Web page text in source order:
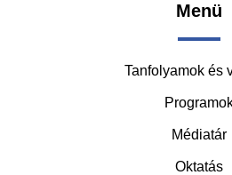
Menü
Tanfolyamok és
Médiatár
Oktatás